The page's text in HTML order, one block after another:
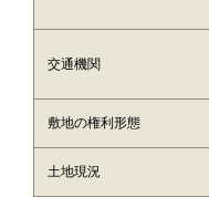
交通機関
敷地の権利形態
土地現況